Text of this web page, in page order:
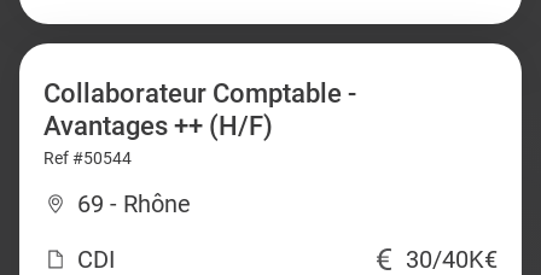
Collaborateur Comptable -
Avantages ++ (H/F)
Ref #50544
69 - Rhône
CDI
30/40K€